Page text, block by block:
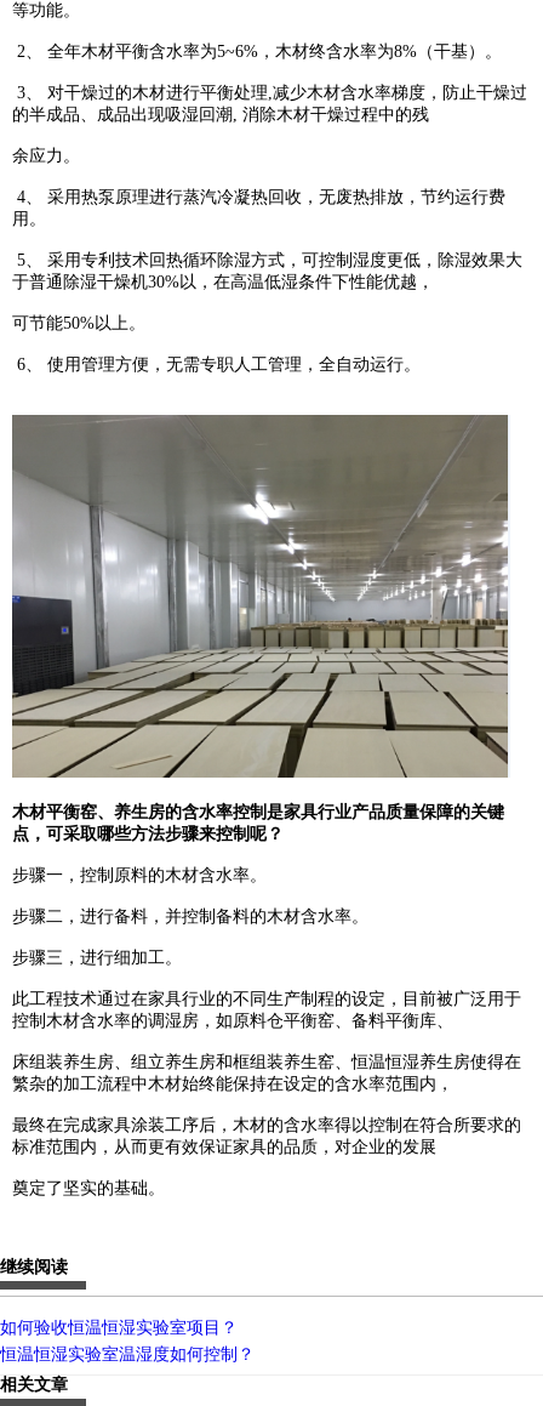
等功能。
2、 全年木材平衡含水率为5~6%，木材终含水率为8%（干基）。
3、 对干燥过的木材进行平衡处理,减少木材含水率梯度，防止干燥过
的半成品、成品出现吸湿回潮, 消除木材干燥过程中的残
余应力。
4、 采用热泵原理进行蒸汽冷凝热回收，无废热排放，节约运行费
用。
5、 采用专利技术回热循环除湿方式，可控制湿度更低，除湿效果大
于普通除湿干燥机30%以，在高温低湿条件下性能优越，
可节能50%以上。
6、 使用管理方便，无需专职人工管理，全自动运行。
木材平衡窑、养生房的含水率控制是家具行业产品质量保障的关键
点，可采取哪些方法步骤来控制呢？
步骤一，控制原料的木材含水率。
步骤二，进行备料，并控制备料的木材含水率。
步骤三，进行细加工。
此工程技术通过在家具行业的不同生产制程的设定，目前被广泛用于
控制木材含水率的调湿房，如原料仓平衡窑、备料平衡库、
床组装养生房、组立养生房和框组装养生窑、恒温恒湿养生房使得在
繁杂的加工流程中木材始终能保持在设定的含水率范围内，
最终在完成家具涂装工序后，木材的含水率得以控制在符合所要求的
标准范围内，从而更有效保证家具的品质，对企业的发展
奠定了坚实的基础。
继续阅读
如何验收恒温恒湿实验室项目？
恒温恒湿实验室温湿度如何控制？
相关文章